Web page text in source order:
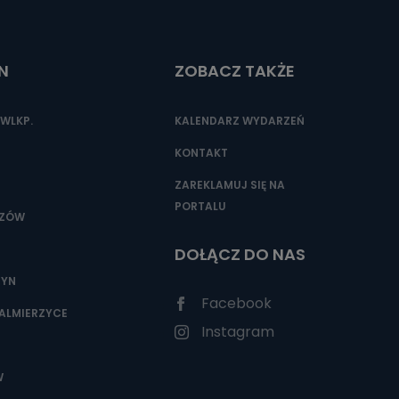
ZOBACZ TAKŻE
KALENDARZ WYDARZEŃ
KONTAKT
ZAREKLAMUJ SIĘ NA
PORTALU
DOŁĄCZ DO NAS
Facebook
Instagram